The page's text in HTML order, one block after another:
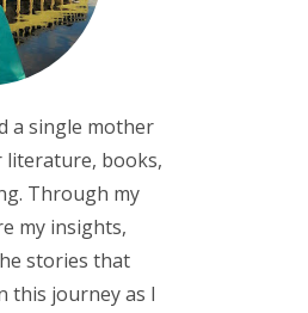
a single mother
literature, books,
Through my
my insights,
stories that
this journey as I